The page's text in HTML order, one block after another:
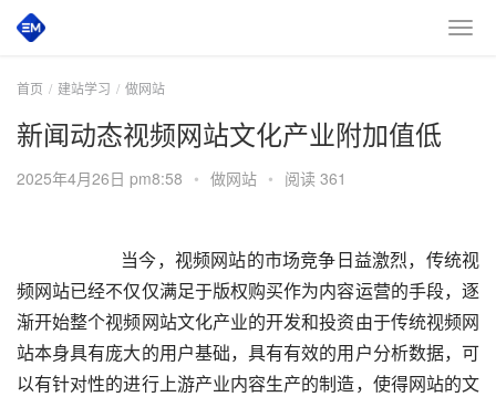
首页 建站学习 做网站
新闻动态视频网站文化产业附加值低
2025年4月26日 pm8:58 • 做网站 • 阅读 361
当今，视频网站的市场竞争日益激烈，传统视
频网站已经不仅仅满足于版权购买作为内容运营的手段，逐
渐开始整个视频网站文化产业的开发和投资由于传统视频网
站本身具有庞大的用户基础，具有有效的用户分析数据，可
以有针对性的进行上游产业内容生产的制造，使得网站的文